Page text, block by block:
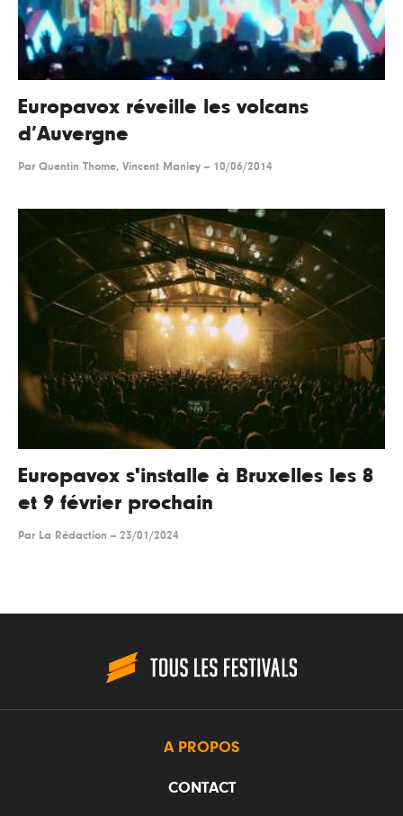
Europavox réveille les volcans
d’Auvergne
Par Quentin Thome, Vincent Maniey -- 10/06/2014
Europavox s'installe à Bruxelles les 8
et 9 février prochain
Par La Rédaction -- 23/01/2024
A PROPOS
CONTACT